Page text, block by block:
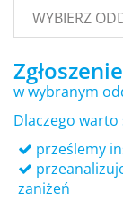
WYBIERZ
w wybranym
Dlaczego
prześlemy
zaniżeń